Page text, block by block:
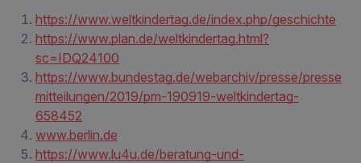
https://www.weltkindertag.de/index.php/geschichte
https://www.plan.de/weltkindertag.html?
sc=IDQ24100
https://www.bundestag.de/webarchiv/presse/presse
mitteilungen/2019/pm-190919-weltkindertag-
658452
www.berlin.de
https://www.lu4u.de/beratung-und-